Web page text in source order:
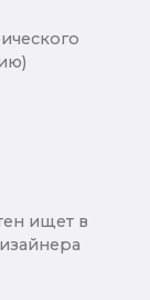
ищет в